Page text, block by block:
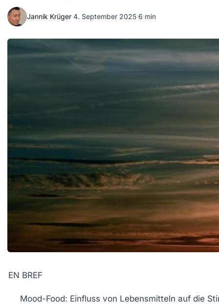
Jannik Krüger·4. September 2025·6 min
EN BREF
Mood-Food: Einfluss von Lebensmitteln auf die